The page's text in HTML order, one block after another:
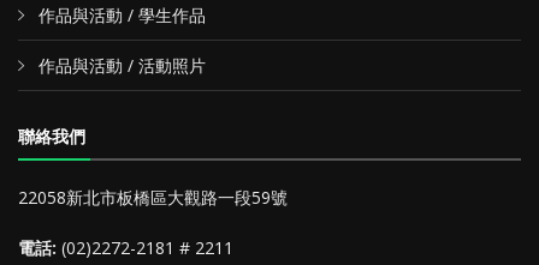
作品與活動 / 學生作品
作品與活動 / 活動照片
聯絡我們
22058新北市板橋區大觀路一段59號
電話: (02)2272-2181 # 2211